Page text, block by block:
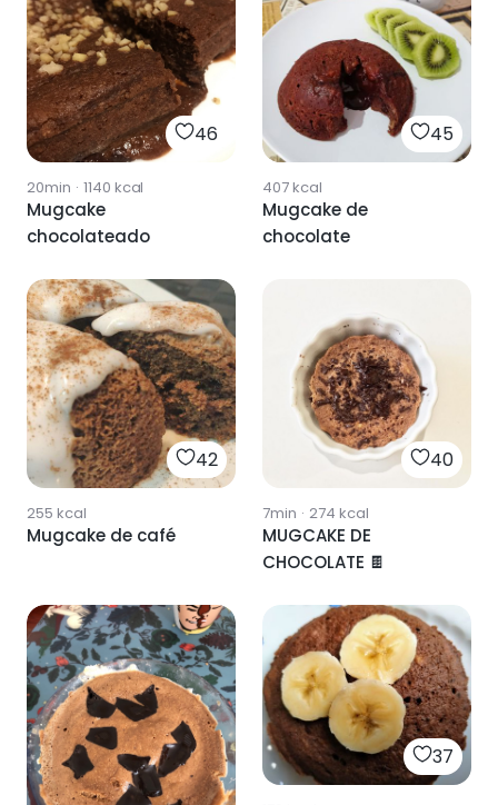
46
20min · 1140 kcal
Mugcake
chocolateado
45
407kcal
Mugcake de
chocolate
42
255 kcal
Mugcake de café
40
7min · 274 kcal
MUGCAKE DE
CHOCOLATE 🍫
37